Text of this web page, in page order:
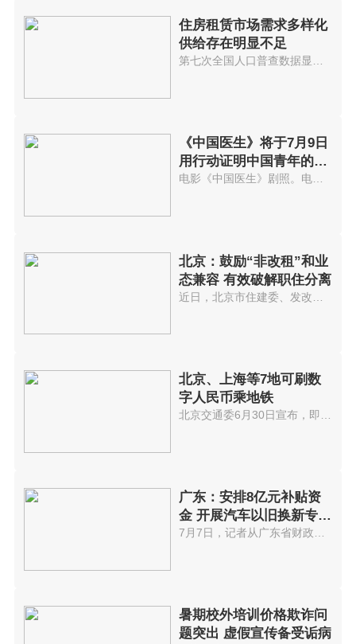
住房租赁市场需求多样化
供给存在明显不足
第七次全国人口普查数据显示，当...
《中国医生》将于7月9日
用行动证明中国青年的担
当和价值
电影《中国医生》剧照。电影《中...
北京：鼓励“非改租”和业
态兼容 有效破解职住分离
北京、上海等7地可刷数
字人民币乘地铁
广东：安排8亿元补贴资
金 开展汽车以旧换新专项
行动
暑期校外培训价格欺诈问
题突出 虚假宣传备受诟病